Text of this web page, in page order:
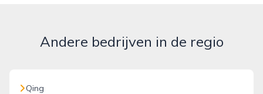
Andere bedrijven in de regio
Qing